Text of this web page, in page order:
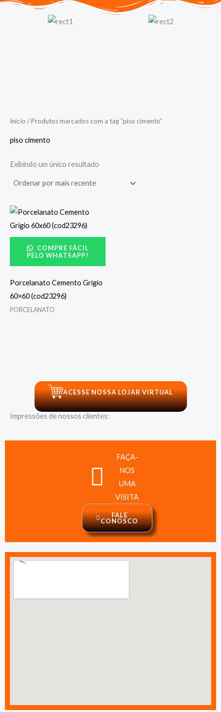
Início / Produtos marcados com a tag “piso cimento”
piso cimento
Exibindo um único resultado
COMPRE FÁCIL
PELO WHATSAPP!
Porcelanato Cemento Grígio
60×60 (cod23296)
PORCELANATO
ACESSE NOSSA LOJAR VIRTUAL
Impressões de nossos clientes:
FAÇA-
NOS
UMA
VISITA
FALE
CONOSCO